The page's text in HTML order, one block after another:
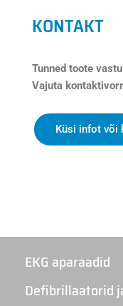
KONTAKT
Tunned toote
Vajuta
Küsi infot või
EKG aparaadid
Defibrillaatorid